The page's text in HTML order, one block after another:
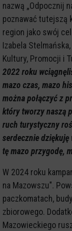
nazwą „Odpocznij
poznawać tutejszą
region jako swój
Izabela
Kultury, Promocji i
2022 roku
mazo czas, mazo
można połączyć z
który tworzy naszą
ruch turystyczny
serdecznie
tę mazo przygodę,
W 2024 roku
na Mazowszu".
paczkomatach,
zbiorowego.
Mazowieckiego